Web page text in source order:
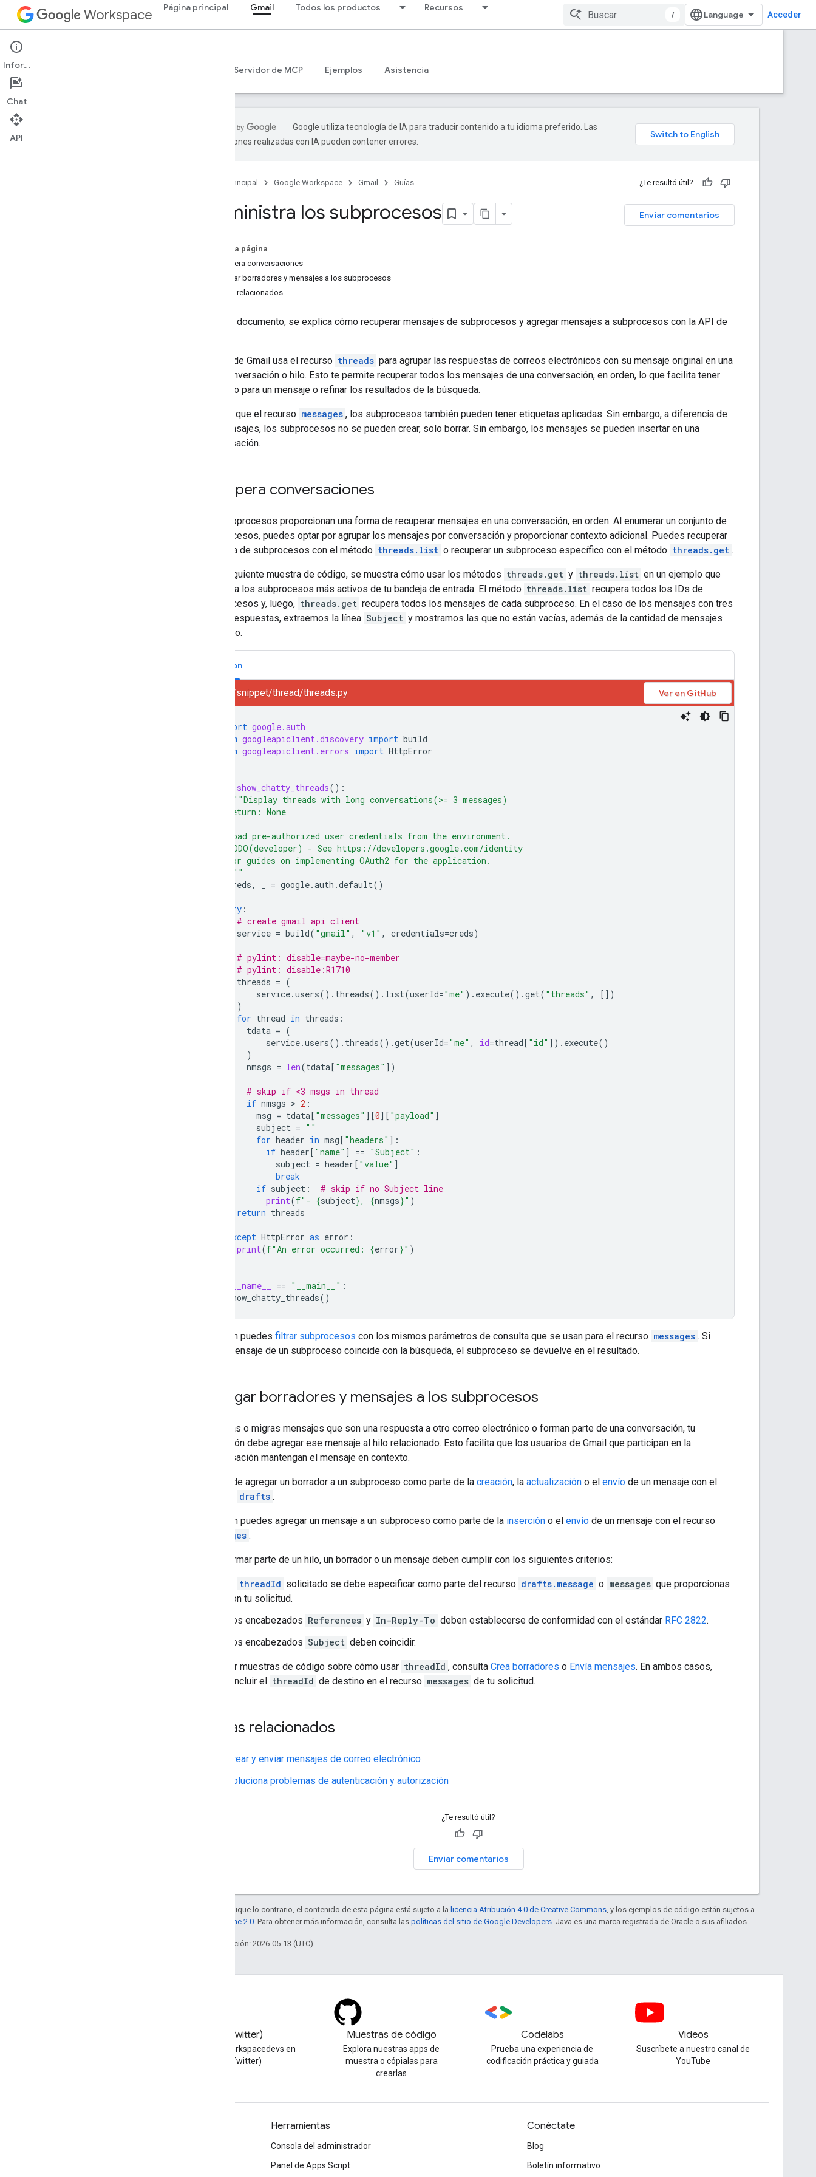
Workspace Página principal Gmail Todos los productos Recursos
/ Acceder
Gmail
Descripción general Servidor de MCP Ejemplos Asistencia
Google utiliza tecnología de IA para traducir contenido a tu idioma preferido. Las
traducciones realizadas con IA pueden contener errores.
Página principal Google Workspace Gmail Guías ¿Te resultó útil?
Enviar comentarios
Administra los subprocesos
En esta página
Recupera conversaciones
Agregar borradores y mensajes a los subprocesos
Temas relacionados
En este documento, se explica cómo recuperar mensajes de subprocesos y agregar mensajes a subprocesos con la API de
La API de Gmail usa el recurso threads para agrupar las respuestas de correos electrónicos con su mensaje original en una
sola conversación o hilo. Esto te permite recuperar todos los mensajes de una conversación, en orden, lo que facilita tener
contexto para un mensaje o refinar los resultados de la búsqueda.
Al igual que el recurso messages , los subprocesos también pueden tener etiquetas aplicadas. Sin embargo, a diferencia de
los mensajes, los subprocesos no se pueden crear, solo borrar. Sin embargo, los mensajes se pueden insertar en una
conversación.
Recupera conversaciones
Los subprocesos proporcionan una forma de recuperar mensajes en una conversación, en orden. Al enumerar un conjunto de
subprocesos, puedes optar por agrupar los mensajes por conversación y proporcionar contexto adicional. Puedes recuperar
una lista de subprocesos con el método threads.list o recuperar un subproceso específico con el método threads.get .
En la siguiente muestra de código, se muestra cómo usar los métodos threads.get y threads.list en un ejemplo que
recupera los subprocesos más activos de tu bandeja de entrada. El método threads.list recupera todos los IDs de
subprocesos y, luego, threads.get recupera todos los mensajes de cada subproceso. En el caso de los mensajes con tres
o más respuestas, extraemos la línea Subject y mostramos las que no están vacías, además de la cantidad de mensajes
en el hilo.
Python
gmail/snippet/thread/threads.py Ver en GitHub
import google.auth
from googleapiclient.discovery import build
from googleapiclient.errors import HttpError
show_chatty_threads():
"""Display threads with long conversations(>= 3 messages)
  Return: None
  Load pre-authorized user credentials from the environment.
  TODO(developer) - See https://developers.google.com/identity
  for guides on implementing OAuth2 for the application.
  """
creds, = google.auth .default()
try :
# create gmail api client
service = build( "gmail" , "v1" , credentials=creds)
# pylint: disable=maybe-no-member
# pylint: disable:R1710
threads = (
service.users() . threads() . list(userId="me" ) . execute() .get( "threads" ,
[])
)
for thread in threads :
tdata = (
service.users() . threads() .get(userId="me" , id=thread[ "id" ]) . execute()
)
nmsgs = len(tdata[ "messages" ])
# skip if <3 msgs in thread
if nmsgs > 2 :
msg = tdata[ "messages" ][0][ "payload" ]
subject = ""
for header in msg[ "headers" ]:
if header[ "name" ] == "Subject" :
subject = header[ "value" ]
break
if subject :
# skip if no Subject line
print(f"- {subject}, {nmsgs}" )
return threads
except HttpError as error :
print(f"An error occurred: {error}" )
__name__ == "__main__" :
show_chatty_threads()
También puedes filtrar subprocesos con los mismos parámetros de consulta que se usan para el recurso messages . Si
algún mensaje de un subproceso coincide con la búsqueda, el subproceso se devuelve en el resultado.
Agregar borradores y mensajes a los subprocesos
Si envías o migras mensajes que son una respuesta a otro correo electrónico o forman parte de una conversación, tu
aplicación debe agregar ese mensaje al hilo relacionado. Esto facilita que los usuarios de Gmail que participan en la
conversación mantengan el mensaje en contexto.
Se puede agregar un borrador a un subproceso como parte de la creación, la actualización o el envío de un mensaje con el
drafts .
También puedes agregar un mensaje a un subproceso como parte de la inserción o el envío de un mensaje con el recurso
messages .
Para formar parte de un hilo, un borrador o un mensaje deben cumplir con los siguientes criterios:
threadId solicitado se debe especificar como parte del recurso drafts.message o messages que proporcionas
con tu solicitud.
Los encabezados References y In-Reply-To deben establecerse de conformidad con el estándar RFC 2822.
Los encabezados Subject deben coincidir.
Para ver muestras de código sobre cómo usar threadId , consulta Crea borradores o Envía mensajes. En ambos casos,
debes incluir el threadId de destino en el recurso messages de tu solicitud.
Temas relacionados
Crear y enviar mensajes de correo electrónico
Soluciona problemas de autenticación y autorización
¿Te resultó útil?
Enviar comentarios
Salvo que se indique lo contrario, el contenido de esta página está sujeto a la licencia Atribución 4.0 de Creative Commons , y los ejemplos de código están sujetos a
licencia Apache 2.0 . Para obtener más información, consulta las políticas del sitio de Google Developers . Java es una marca registrada de Oracle o sus afiliados.
Última actualización: 2026-05-13 (UTC)
X (Twitter)
Sigue a @workspacedevs en
X (Twitter)
Muestras de código
Explora nuestras apps de
muestra o cópialas para
crearlas
Codelabs
Prueba una experiencia de
codificación práctica y guiada
Videos
Suscríbete a nuestro canal de
YouTube
Herramientas
Consola del administrador
Panel de Apps Script
Conéctate
Blog
Boletín informativo
Información
Chat
API